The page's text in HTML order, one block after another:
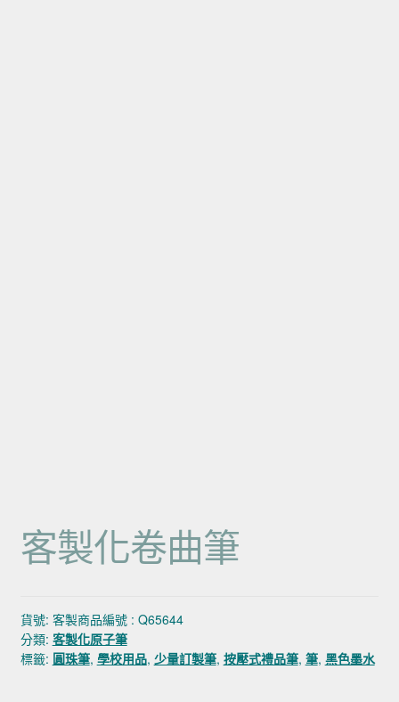
客製化卷曲筆
貨號: 客製商品編號 : Q65644
分類: 客製化原子筆
標籤: 圓珠筆, 學校用品, 少量訂製筆, 按壓式禮品筆, 筆, 黑色墨水